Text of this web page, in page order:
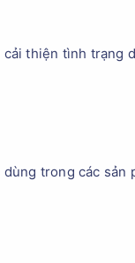
thiện tình trạng
trong các sản